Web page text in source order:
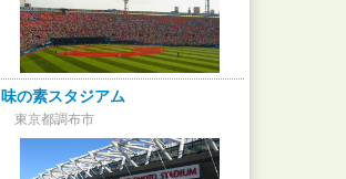
味の素スタジアム
東京都調布市